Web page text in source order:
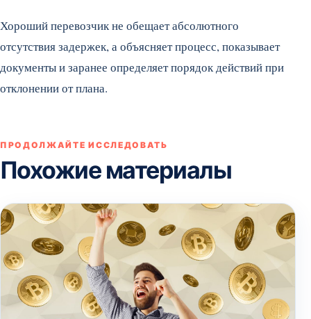
Хороший перевозчик не обещает абсолютного
отсутствия задержек, а объясняет процесс, показывает
документы и заранее определяет порядок действий при
отклонении от плана.
ПРОДОЛЖАЙТЕ ИССЛЕДОВАТЬ
Похожие материалы